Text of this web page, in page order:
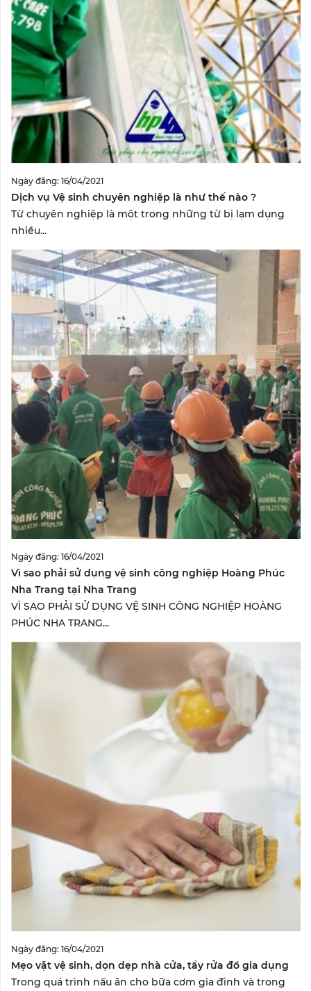
Ngày đăng: 16/04/2021
Dịch vụ Vệ sinh chuyên nghiệp là như thế nào ?
Từ chuyên nghiệp là một trong những từ bị lạm dụng
nhiều...
Ngày đăng: 16/04/2021
Vì sao phải sử dụng vệ sinh công nghiệp Hoàng Phúc
Nha Trang tại Nha Trang
VÌ SAO PHẢI SỬ DỤNG VỆ SINH CÔNG NGHIỆP HOÀNG
PHÚC NHA TRANG...
Ngày đăng: 16/04/2021
Mẹo vặt vệ sinh, dọn dẹp nhà cửa, tẩy rửa đồ gia dụng
Trong quá trình nấu ăn cho bữa cơm gia đình và trong